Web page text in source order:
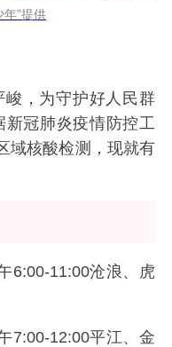
年”提供
，为守护好人民群
冠肺炎疫情防控工
域核酸检测，现就有
6:00-11:00沧浪、虎
7:00-12:00平江、金